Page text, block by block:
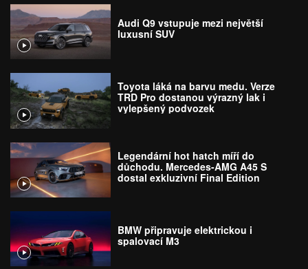
Audi Q9 vstupuje mezi největší
luxusní SUV
Toyota láká na barvu medu. Verze
TRD Pro dostanou výrazný lak i
vylepšený podvozek
Legendární hot hatch míří do
důchodu. Mercedes-AMG A45 S
dostal exkluzivní Final Edition
BMW připravuje elektrickou i
spalovací M3